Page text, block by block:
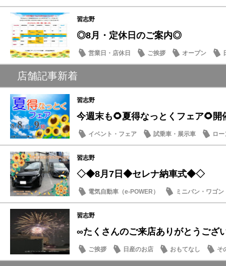
習志野
◎8月・定休日のご案内◎
営業日・店休日 ご挨拶 オープン
店舗記事新着
習志野
今週末も🌻夏得なっとくフェア🌻開
イベント・フェア 試乗車・展示車
ロー
営業日・店休日
習志野
◇◆8月7日◆セレナ納車式◆◇
電気自動車（e-POWER）
ミニバン・ワゴン
納車式
習志野
∞たくさんのご来店ありがとうござ
ご挨拶 日産のお店 おもてなし そ